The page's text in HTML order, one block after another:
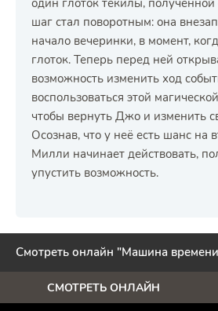
один глоток текилы,
шаг стал поворотным: она
начало вечеринки, в момент,
глоток. Теперь перед ней
возможность изменить ход
воспользоваться этой
чтобы вернуть Джо и изменить
Осознав, что у неё есть шанс на
Милли начинает действовать,
упустить возможность.
Смотреть онлайн "Машина
СМОТРЕТЬ ОНЛАЙН